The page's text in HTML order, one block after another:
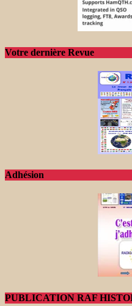
Votre dernière Revue
Adhésion
PUBLICATION RAF